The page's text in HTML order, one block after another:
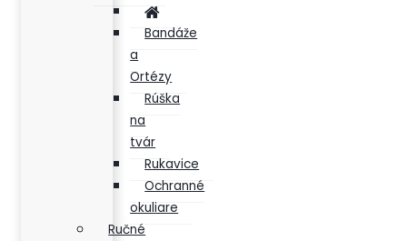
Bandáže
a
Ortézy
Rúška
na
tvár
Rukavice
Ochranné
okuliare
Ručné